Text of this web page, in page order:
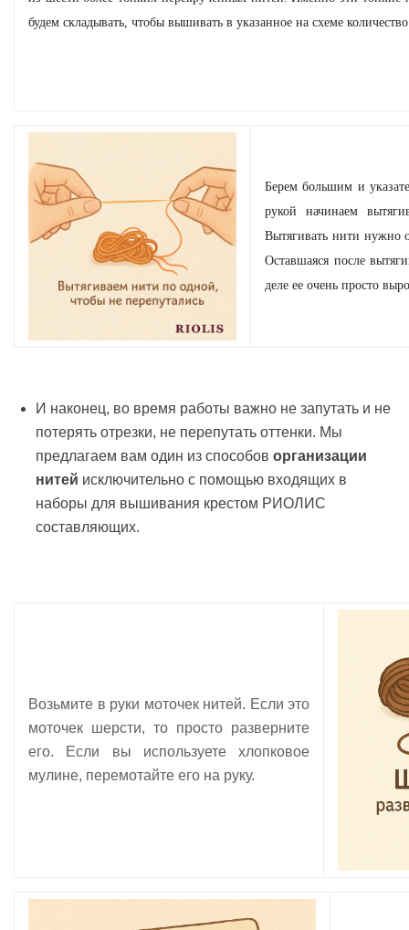
будем складывать, чтобы вышивать в указанное на схеме
Берем большим и
рукой начинаем
Вытягивать нити нужно
Оставшаяся после
деле ее очень просто
И наконец, во время работы важно не запутать и не
потерять отрезки, не перепутать оттенки. Мы
предлагаем вам один из способов организации
нитей исключительно с помощью входящих в
наборы для вышивания крестом РИОЛИС
составляющих.
Возьмите в руки моточек нитей. Если это
моточек шерсти, то просто разверните
его. Если вы используете хлопковое
мулине, перемотайте его на руку.